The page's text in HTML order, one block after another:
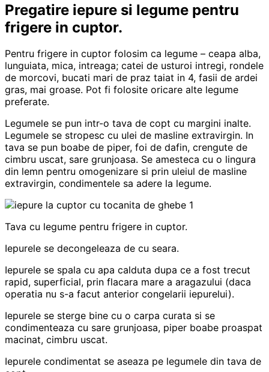
Pregatire iepure si legume pentru
frigere in cuptor.
Pentru frigere in cuptor folosim ca legume – ceapa alba,
lunguiata, mica, intreaga; catei de usturoi intregi, rondele
de morcovi, bucati mari de praz taiat in 4, fasii de ardei
gras, mai groase. Pot fi folosite oricare alte legume
preferate.
Legumele se pun intr-o tava de copt cu margini inalte.
Legumele se stropesc cu ulei de masline extravirgin. In
tava se pun boabe de piper, foi de dafin, crengute de
cimbru uscat, sare grunjoasa. Se amesteca cu o lingura
din lemn pentru omogenizare si prin uleiul de masline
extravirgin, condimentele sa adere la legume.
Tava cu legume pentru frigere in cuptor.
Iepurele se decongeleaza de cu seara.
Iepurele se spala cu apa calduta dupa ce a fost trecut
rapid, superficial, prin flacara mare a aragazului (daca
operatia nu s-a facut anterior congelarii iepurelui).
Iepurele se sterge bine cu o carpa curata si se
condimenteaza cu sare grunjoasa, piper boabe proaspat
macinat, cimbru uscat.
Iepurele condimentat se aseaza pe legumele din tava de